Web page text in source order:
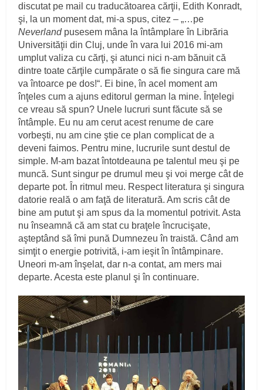
discutat pe mail cu traducătoarea cărţii, Edith Konradt,
şi, la un moment dat, mi-a spus, citez – „…pe
Neverlandpusesem mâna la întâmplare în Librăria
Universităţii din Cluj, unde în vara lui 2016 mi-am
umplut valiza cu cărţi, şi atunci nici n-am bănuit că
dintre toate cărţile cumpărate o să fie singura care mă
va întoarce pe dos!“. Ei bine, în acel moment am
înţeles cum a ajuns editorul german la mine. Înţelegi
ce vreau să spun? Unele lucruri sunt făcute să se
întâmple. Eu nu am cerut acest renume de care
vorbeşti, nu am cine ştie ce plan complicat de a
deveni faimos. Pentru mine, lucrurile sunt destul de
simple. M-am bazat întotdeauna pe talentul meu şi pe
muncă. Sunt singur pe drumul meu şi voi merge cât de
departe pot. În ritmul meu. Respect literatura şi singura
datorie reală o am faţă de literatură. Am scris cât de
bine am putut şi am spus da la momentul potrivit. Asta
nu înseamnă că am stat cu braţele încrucişate,
aşteptând să îmi pună Dumnezeu în traistă. Când am
simţit o energie potrivită, i-am ieşit în întâmpinare.
Uneori m-am înşelat, dar n-a contat, am mers mai
departe. Acesta este planul şi în continuare.